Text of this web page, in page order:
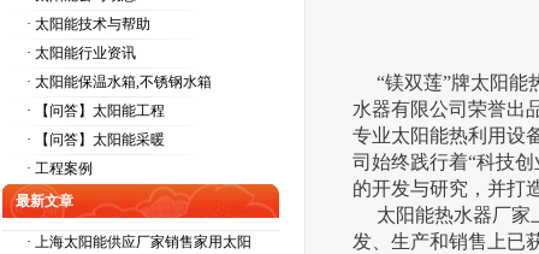
· 太阳能技术与帮助
· 太阳能行业资讯
· 太阳能保温水箱,不锈钢水箱
· 【问答】太阳能工程
· 【问答】太阳能采暖
· 工程案例
最新文章
· 上海太阳能供应厂家销售家用太阳
“镁双莲”牌太阳能
水器有限公司荣誉出
专业太阳能热利用设
司始终践行着“科技
的开发与研究，并打
太阳能热水器厂家
发、生产和销售上已